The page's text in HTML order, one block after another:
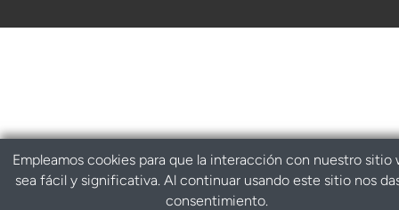
Empleamos cookies para que la interacción con nuestro sitio
sea fácil y significativa. Al continuar usando este sitio nos
consentimiento.